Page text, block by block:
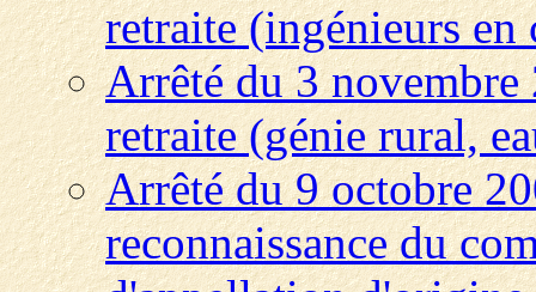
retraite (ingénieurs
Arrêté du 3
retraite (génie rural,
Arrêté du 9 octobre
reconnaissance du